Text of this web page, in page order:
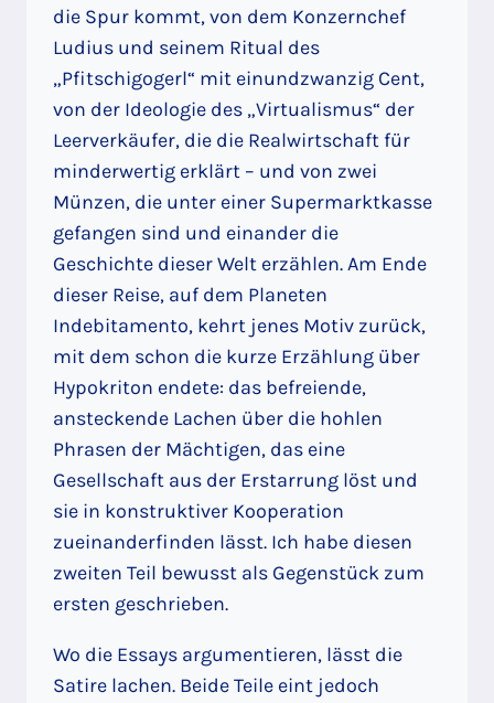
die Spur kommt, von dem Konzernchef
Ludius und seinem Ritual des
„Pfitschigogerl“ mit einundzwanzig Cent,
von der Ideologie des „Virtualismus“ der
Leerverkäufer, die die Realwirtschaft für
minderwertig erklärt – und von zwei
Münzen, die unter einer Supermarktkasse
gefangen sind und einander die
Geschichte dieser Welt erzählen. Am Ende
dieser Reise, auf dem Planeten
Indebitamento, kehrt jenes Motiv zurück,
mit dem schon die kurze Erzählung über
Hypokriton endete: das befreiende,
ansteckende Lachen über die hohlen
Phrasen der Mächtigen, das eine
Gesellschaft aus der Erstarrung löst und
sie in konstruktiver Kooperation
zueinanderfinden lässt. Ich habe diesen
zweiten Teil bewusst als Gegenstück zum
ersten geschrieben.
Wo die Essays argumentieren, lässt die
Satire lachen. Beide Teile eint jedoch